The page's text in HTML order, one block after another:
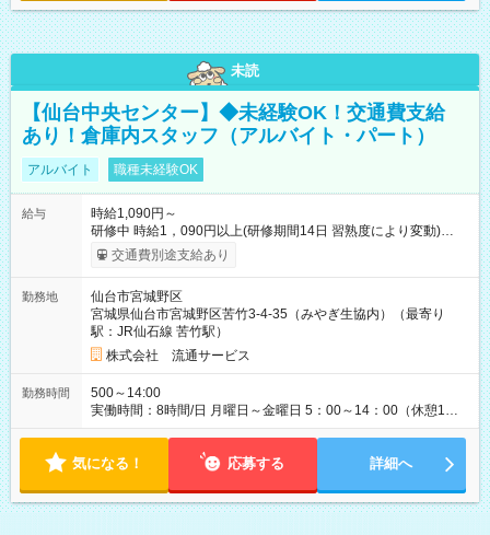
未読
【仙台中央センター】◆未経験OK！交通費支給
あり！倉庫内スタッフ（アルバイト・パート）
アルバイト 職種未経験OK
給与
時給1,090円～
研修中 時給1，090円以上(研修期間14日 習熟度により変動)
【試用期間】試用期間なし
交通費別途支給あり
勤務地
仙台市宮城野区
宮城県仙台市宮城野区苦竹3-4-35（みやぎ生協内）（最寄り
駅：JR仙石線 苦竹駅）
株式会社 流通サービス
勤務時間
500～14:00
実働時間：8時間/日 月曜日～金曜日 5：00～14：00（休憩1時
間）
気になる！ 応募する 詳細へ